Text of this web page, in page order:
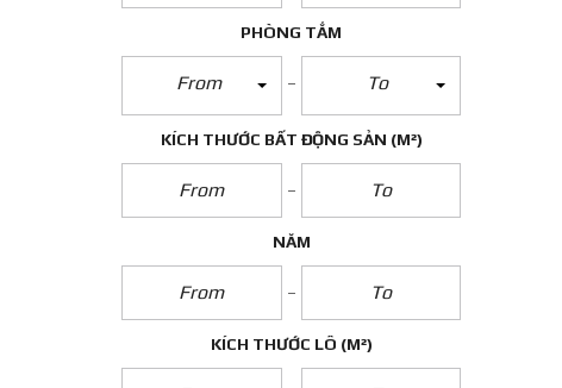
PHÒNG TẮM
From To
KÍCH THƯỚC BẤT ĐỘNG SẢN (M²)
NĂM
KÍCH THƯỚC LÔ (M²)